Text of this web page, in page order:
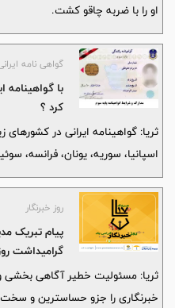
او را با ضربه چاقو کشت.
گواهی نامه
با گواهینامه
کرد ؟
ثریا: گواهینامه ایرانی در
اسپانیا، سوریه، یونان، فرانسه،
روز خبرنگار
پیام تبریک
گرامیداشت
ثریا: مسئولیت خطیر آگاهی بخشی
خبرنگاری را جزو حساسترین و سخت